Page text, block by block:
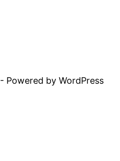
- Powered by WordPress